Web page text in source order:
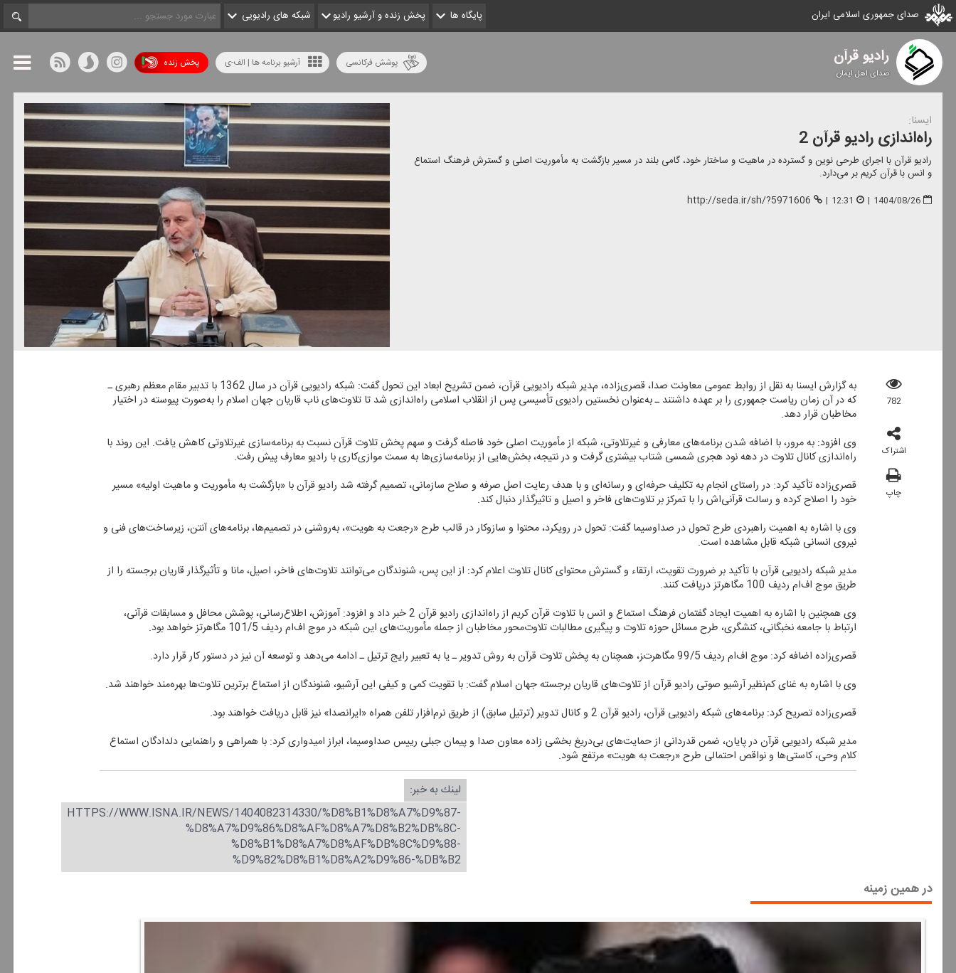
صدای جمهوری اسلامی ایران پایگاه ها پخش زنده و آرشیو رادیو شبکه های رادیویی
رادیو قرآن
صدای اهل ایمان
پخش زنده آرشیو برنامه ها | الف-ی پوشش فرکانسی
ایسنا:
راه‌اندازی رادیو قرآن 2
رادیو قرآن با اجرای طرحی نوین و گسترده در ماهیت و ساختار خود، گامی بلند در مسیر بازگشت به مأموریت اصلی و گسترش فرهنگ استماع
و انس با قرآن كریم بر می‌دارد.
1404/08/26
|
12:31
|
http://seda.ir/sh/?5971606
782
اشتراک
چاپ
به گزارش ایسنا به نقل از روابط عمومی معاونت صدا، قصری‌زاده، مدیر شبكه رادیویی قرآن، ضمن تشریح ابعاد این تحول گفت: شبكه رادیویی قرآن در سال 1362 با تدبیر مقام معظم رهبری ـ
كه در آن زمان ریاست جمهوری را بر عهده داشتند ـ به‌عنوان نخستین رادیوی تأسیسی پس از انقلاب اسلامی راه‌اندازی شد تا تلاوت‌های ناب قاریان جهان اسلام را به‌صورت پیوسته در اختیار
مخاطبان قرار دهد.
وی افزود: به مرور، با اضافه شدن برنامه‌های معارفی و غیرتلاوتی، شبكه از مأموریت اصلی خود فاصله گرفت و سهم پخش تلاوت قرآن نسبت به برنامه‌سازی غیرتلاوتی كاهش یافت. این روند با
راه‌اندازی كانال تلاوت در دهه نود هجری شمسی شتاب بیشتری گرفت و در نتیجه، بخش‌هایی از برنامه‌سازی‌ها به سمت موازی‌كاری با رادیو معارف پیش رفت.
قصری‌زاده تأكید كرد: در راستای انجام به تكلیف حرفه‌ای و رسانه‌ای و با هدف رعایت اصل صرفه‌ و صلاح سازمانی، تصمیم گرفته شد رادیو قرآن با «بازگشت به مأموریت و ماهیت اولیه» مسیر
خود را اصلاح كرده و رسالت قرآنی‌اش را با تمركز بر تلاوت‌های فاخر و اصیل و تاثیرگذار دنبال كند.
وی با اشاره به اهمیت راهبردی طرح تحول در صداوسیما گفت: تحول در رویكرد، محتوا و سازوكار در قالب طرح «رجعت به هویت»، به‌روشنی در تصمیم‌ها، برنامه‌های آنتن، زیرساخت‌های فنی و
نیروی انسانی شبكه قابل مشاهده است.
مدیر شبكه رادیویی قرآن با تأكید بر ضرورت تقویت، ارتقاء و گسترش محتوای كانال تلاوت اعلام كرد: از این پس، شنوندگان می‌توانند تلاوت‌های فاخر، اصیل، مانا و تأثیرگذار قاریان برجسته را از
طریق موج اف‌ام ردیف 100 مگاهرتز دریافت كنند.
وی همچنین با اشاره به اهمیت ایجاد گفتمان فرهنگ استماع و انس با تلاوت قرآن كریم از راه‌اندازی رادیو قرآن 2 خبر داد و افزود: آموزش، اطلاع‌رسانی، پوشش محافل و مسابقات قرآنی،
ارتباط با جامعه نخبگانی، كنشگری، طرح مسائل حوزه تلاوت و پیگیری مطالبات تلاوت‌محور مخاطبان از جمله مأموریت‌های این شبكه در موج اف‌ام ردیف 101/5 مگاهرتز خواهد بود.
قصری‌زاده اضافه كرد: موج اف‌ام ردیف 99/5 مگاهرتز، همچنان به پخش تلاوت قرآن به روش تدویر ـ یا به تعبیر رایج‌ ترتیل ـ ادامه می‌دهد و توسعه آن نیز در دستور كار قرار دارد.
وی با اشاره به غنای كم‌نظیر آرشیو صوتی رادیو قرآن از تلاوت‌های قاریان برجسته جهان اسلام گفت: با تقویت كمی و كیفی این آرشیو، شنوندگان از استماع برترین تلاوت‌ها بهره‌مند خواهند شد.
قصری‌زاده تصریح كرد: برنامه‌های شبكه رادیویی قرآن، رادیو قرآن 2 و كانال تدویر (ترتیل سابق) از طریق نرم‌افزار تلفن همراه «ایرانصدا» نیز قابل دریافت خواهند بود.
مدیر شبكه رادیویی قرآن در پایان، ضمن قدردانی از حمایت‌های بی‌دریغ بخشی زاده معاون صدا و پیمان جبلی رییس صداوسیما، ابراز امیدواری كرد: با همراهی و راهنمایی دلدادگان استماع
كلام وحی، كاستی‌ها و نواقص احتمالی طرح «رجعت به هویت» مرتفع شود.
لینك به خبر:
HTTPS://WWW.ISNA.IR/NEWS/1404082314330/%D8%B1%D8%A7%D9%87-
%D8%A7%D9%86%D8%AF%D8%A7%D8%B2%DB%8C-
%D8%B1%D8%A7%D8%AF%DB%8C%D9%88-
%D9%82%D8%B1%D8%A2%D9%86-%DB%B2
در همین زمینه